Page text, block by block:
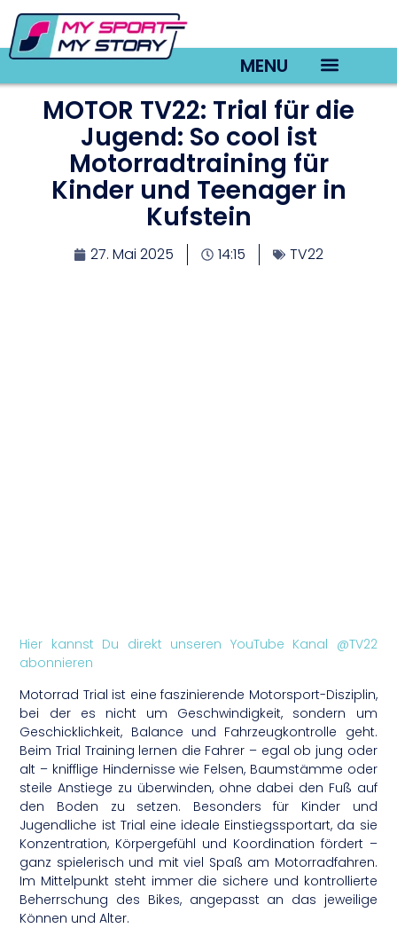
MENU
MOTOR TV22: Trial für die
Jugend: So cool ist
Motorradtraining für
Kinder und Teenager in
Kufstein
27. Mai 2025 14:15 TV22
Hier kannst Du direkt unseren YouTube Kanal @TV22
abonnieren
Motorrad Trial ist eine faszinierende Motorsport-Disziplin,
bei der es nicht um Geschwindigkeit, sondern um
Geschicklichkeit, Balance und Fahrzeugkontrolle geht.
Beim Trial Training lernen die Fahrer – egal ob jung oder
alt – knifflige Hindernisse wie Felsen, Baumstämme oder
steile Anstiege zu überwinden, ohne dabei den Fuß auf
den Boden zu setzen. Besonders für Kinder und
Jugendliche ist Trial eine ideale Einstiegssportart, da sie
Konzentration, Körpergefühl und Koordination fördert –
ganz spielerisch und mit viel Spaß am Motorradfahren.
Im Mittelpunkt steht immer die sichere und kontrollierte
Beherrschung des Bikes, angepasst an das jeweilige
Können und Alter.